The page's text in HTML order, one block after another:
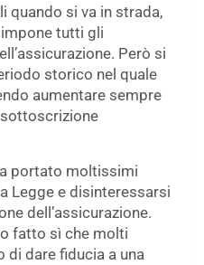
quando si va in strada,
tutti gli
Però si
storico nel quale
aumentare sempre
portato moltissimi
Legge e disinteressarsi
dell’assicurazione.
fatto sì che molti
dare fiducia a una